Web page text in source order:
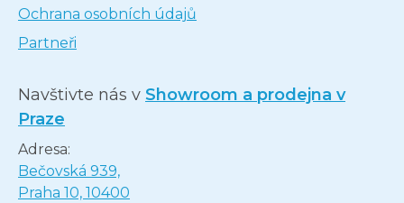
Ochrana osobních údajů
Partneři
Navštivte nás v Showroom a prodejna v
Praze
Adresa:
Bečovská 939,
Praha 10, 10400